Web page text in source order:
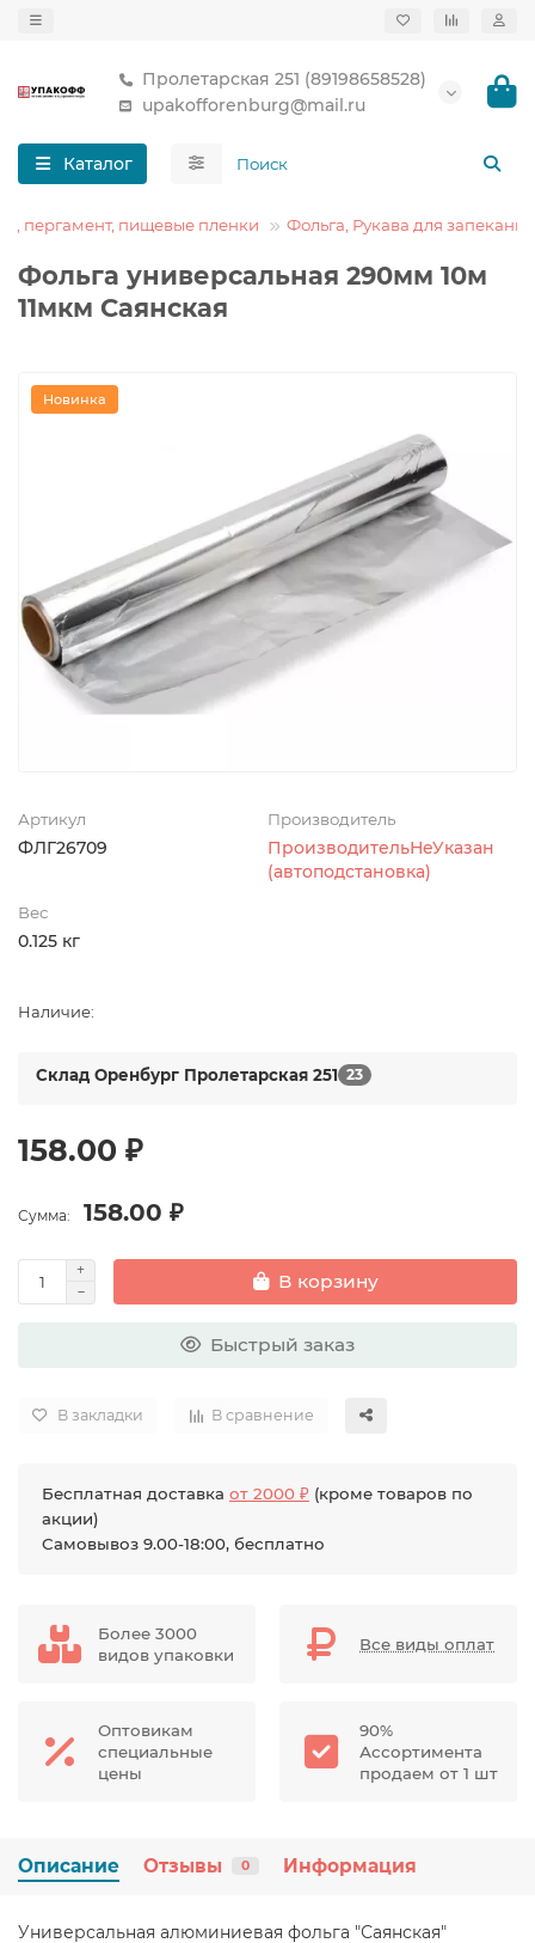
Пролетарская 251 (89198658528)
upakofforenburg@mail.ru
Каталог
пергамент, пищевые пленки Фольга, Рукава для запекания
Фольга универсальная 290мм 10м
11мкм Саянская
Новинка
Артикул
ФЛГ26709
Производитель
ПроизводительНеУказан
(автоподстановка)
Вес
0.125 кг
Наличие:
Склад Оренбург Пролетарская 251 23
158.00 ₽
Сумма: 158.00 ₽
В корзину
Быстрый заказ
В закладки В сравнение
Бесплатная доставка от 2000 ₽ (кроме товаров по
акции)
Самовывоз 9.00-18:00, бесплатно
Более 3000
видов упаковки
Все виды оплат
Оптовикам
специальные
цены
90%
Ассортимента
продаем от 1 шт
Описание Отзывы 0 Информация
Универсальная алюминиевая фольга "Саянская"